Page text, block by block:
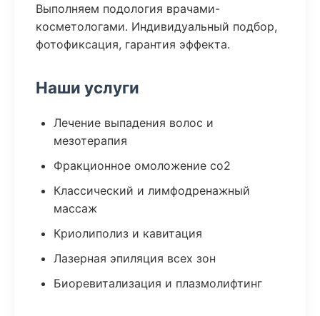
Выполняем подология врачами-
косметологами. Индивидуальный подбор,
фотофиксация, гарантия эффекта.
Наши услуги
Лечение выпадения волос и
мезотерапия
Фракционное омоложение co2
Классический и лимфодренажный
массаж
Криолиполиз и кавитация
Лазерная эпиляция всех зон
Биоревитализация и плазмолифтинг